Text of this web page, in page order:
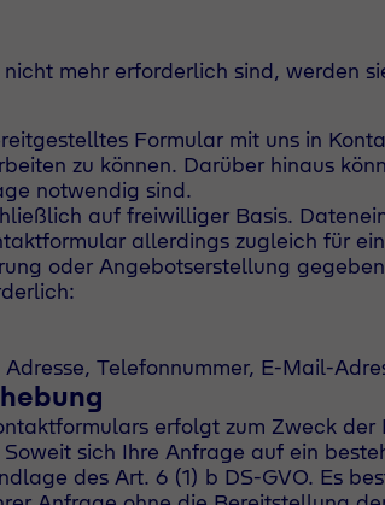
mehr erforderlich sind, werden
Formular mit uns in
zu können. Darüber hinaus
notwendig sind.
auf freiwilliger Basis.
allerdings zugleich für
oder Angebotserstellung
Telefonnummer, E-Mail-
erfolgt zum Zweck
sich Ihre Anfrage auf ein
des Art. 6 (1) b DS-GVO. Es